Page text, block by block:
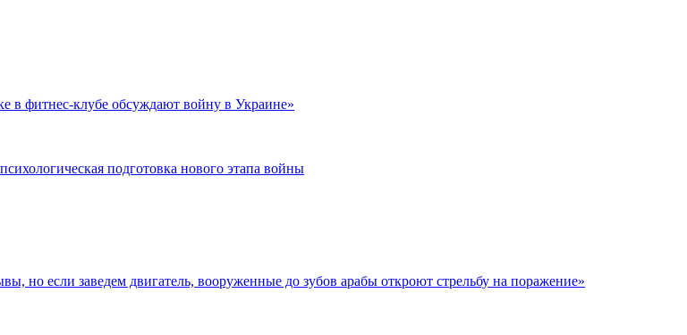
фитнес-клубе обсуждают войну в Украине»
подготовка нового этапа войны
если заведем двигатель, вооруженные до зубов арабы откроют стрельбу на поражение»